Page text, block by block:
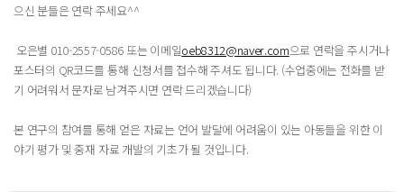
으신 분들은 연락 주세요^^
오은별 010-2557-0586 또는 이메일oeb8312@naver.com으로 연락을 주시거나
포스터의 QR코드를 통해 신청서를 접수해 주셔도 됩니다. (수업중에는 전화를 받
기 어려워서 문자로 남겨주시면 연락 드리겠습니다)
본 연구의 참여를 통해 얻은 자료는 언어 발달에 어려움이 있는 아동들을 위한 이
야기 평가 및 중재 자료 개발의 기초가 될 것입니다.